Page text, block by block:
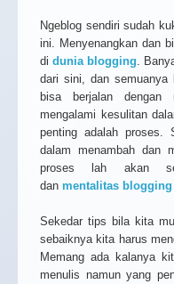
Ngeblog sendiri sudah
ini. Menyenangkan dan
didunia blogging .
dari sini, dan semuanya
bisa berjalan
mengalami kesulitan
penting adalah proses.
dalam menambah dan
proses lah akan
dan mentalitas blogging
Sekedar tips bila kita
sebaiknya kita harus
Memang ada kalanya
menulis namun yang